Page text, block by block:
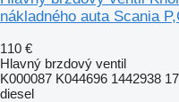
nákladného auta Scania
110 €
Hlavný brzdový ventil
K000087 K044696 1442938
diesel